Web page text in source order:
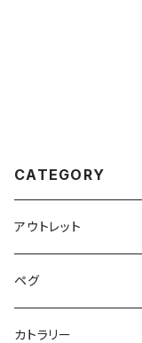
CATEGORY
アウトレット
ペグ
標準タイプ
カトラリー